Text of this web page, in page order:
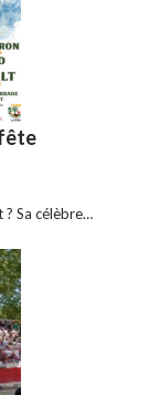
? Sa célèbre…